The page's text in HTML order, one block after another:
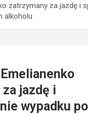
zatrzymany za jazdę i
alkoholu
jazdę i
wypadku